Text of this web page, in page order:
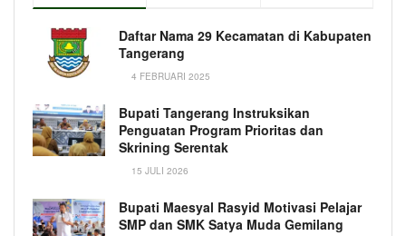
Daftar Nama 29 Kecamatan di Kabupaten
Tangerang
4 FEBRUARI 2025
Bupati Tangerang Instruksikan
Penguatan Program Prioritas dan
Skrining Serentak
15 JULI 2026
Bupati Maesyal Rasyid Motivasi Pelajar
SMP dan SMK Satya Muda Gemilang